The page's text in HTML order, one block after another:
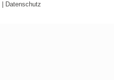
Datenschutz